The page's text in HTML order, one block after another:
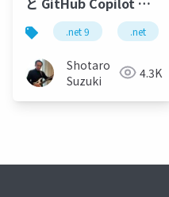
用の最新動向
.net 9 .net
Shotaro
Suzuki
4.3K